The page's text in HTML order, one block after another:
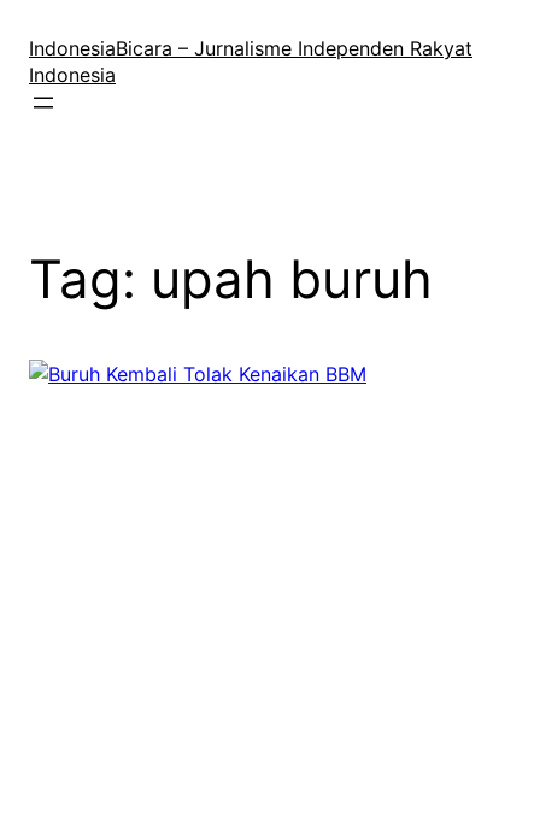
konten
IndonesiaBicara – Jurnalisme Independen Rakyat
Indonesia
Tag: upah buruh